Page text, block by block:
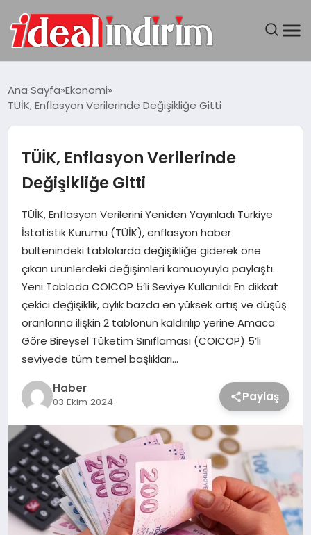
BILGISAYAR
DÜNYA
SEYAHAT
TEKNOLOJI
YAŞAM
Ana Sayfa Ekonomi
TÜİK, Enflasyon Verilerinde Değişikliğe Gitti
TÜİK, Enflasyon Verilerinde
Değişikliğe Gitti
TÜİK, Enflasyon Verilerini Yeniden Yayınladı Türkiye
İstatistik Kurumu (TÜİK), enflasyon haber
bültenindeki tablolarda değişikliğe giderek öne
çıkan ürünlerdeki değişimleri kamuoyuyla paylaştı.
Yeni Tabloda COICOP 5’li Seviye Kullanıldı En dikkat
çekici değişiklik, aylık bazda en yüksek artış ve düşüş
oranlarına ilişkin 2 tablonun kaldırılıp yerine Amaca
Göre Bireysel Tüketim Sınıflaması (COICOP) 5’li
seviyede tüm temel başlıkları…
Haber
03 Ekim 2024 Paylaş